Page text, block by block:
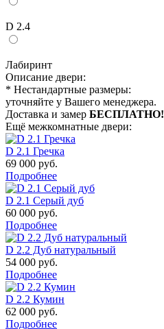
D 2.4
Лабиринт
Описание двери:
* Нестандартные размеры:
уточняйте у Вашего менеджера.
Доставка и замер БЕСПЛАТНО!
Ещё межкомнатные двери:
D 2.1 Гречка
69 000 руб.
Подробнее
D 2.1 Серый дуб
60 000 руб.
Подробнее
D 2.2 Дуб натуральный
54 000 руб.
Подробнее
D 2.2 Кумин
62 000 руб.
Подробнее